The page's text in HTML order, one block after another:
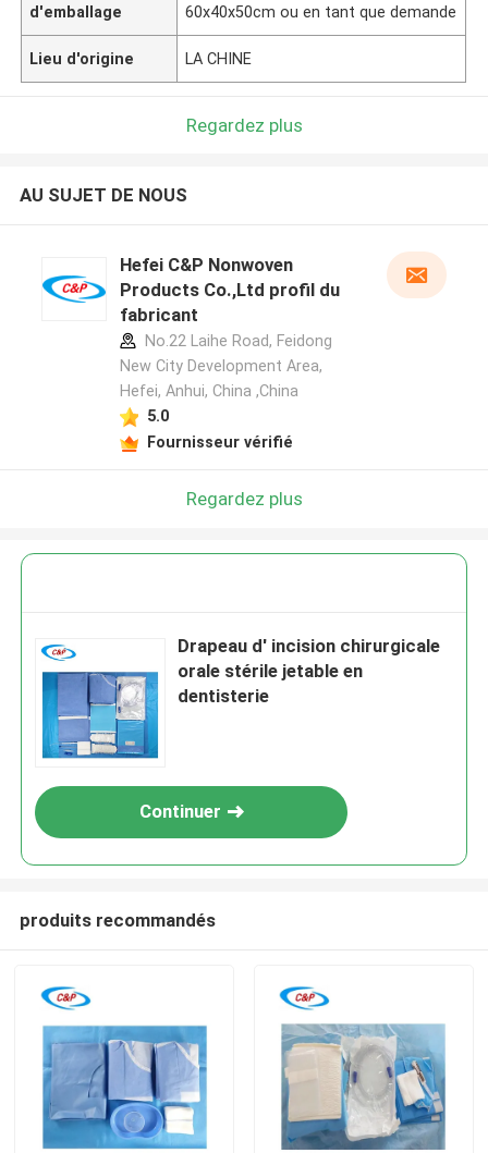
d'emballage
60x40x50cm ou en tant que demande
Lieu d'origine LA CHINE
Regardez plus
AU SUJET DE NOUS
Hefei C&P Nonwoven
Products Co.,Ltd profil du
fabricant
No.22 Laihe Road, Feidong
New City Development Area,
Hefei, Anhui, China ,China
5.0
Fournisseur vérifié
Regardez plus
Drapeau d' incision chirurgicale
orale stérile jetable en
dentisterie
Continuer
produits recommandés